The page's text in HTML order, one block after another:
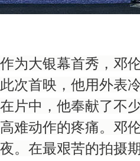
作为大银幕首秀，邓
此次首映，他用外表
在片中，他奉献了不
高难动作的疼痛。邓
夜。在最艰苦的拍摄